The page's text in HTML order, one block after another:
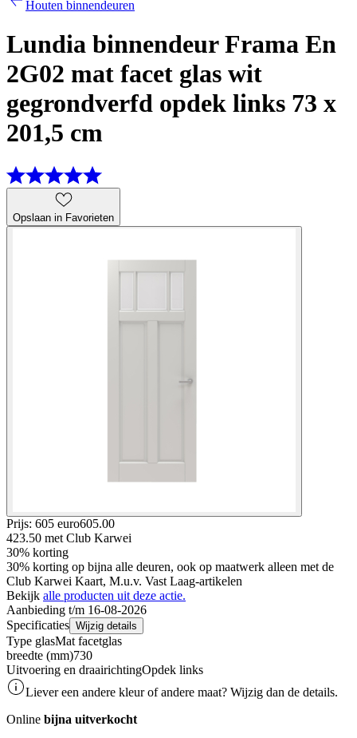
Houten binnendeuren
Lundia binnendeur Frama En
2G02 mat facet glas wit
gegrondverfd opdek links 73 x
201,5 cm
Opslaan in Favorieten
Prijs: 605 euro605.00
423.50 met Club Karwei
30% korting
30% korting op bijna alle deuren, ook op maatwerk alleen met de
Club Karwei Kaart, M.u.v. Vast Laag-artikelen
Bekijk alle producten uit deze actie.
Aanbieding t/m 16-08-2026
Specificaties Wijzig details
Type glasMat facetglas
breedte (mm)730
Uitvoering en draairichtingOpdek links
Liever een andere kleur of andere maat? Wijzig dan de details.
Online bijna uitverkocht